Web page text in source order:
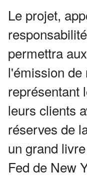
Le projet,
permettra
l'émission
représentant
leurs clients
réserves de
un grand
Fed de New